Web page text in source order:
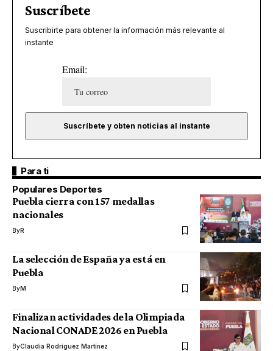
Suscríbete
Suscribirte para obtener la información más relevante al
instante
Email:
Para ti
Populares Deportes
Puebla cierra con 157 medallas
nacionales
ByR
La selección de España ya está en
Puebla
ByM
Finalizan actividades de la Olimpiada
Nacional CONADE 2026 en Puebla
ByClaudia Rodríguez Martínez